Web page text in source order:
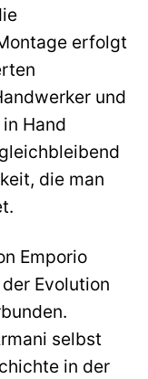
erfolgt
und
Hand
die man
Emporio
Evolution
selbst
in der